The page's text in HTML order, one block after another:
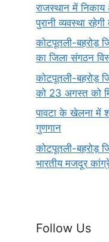
राजस्थान में निकाय
पुरानी व्यवस्था
कोटपूतली-बहरोड़
का जिला संगठन
कोटपूतली-बहरोड़
को 23 अगस्त को
पावटा के खेलना में
गुणगान
कोटपूतली-बहरोड़
भारतीय मजदूर
Follow Us